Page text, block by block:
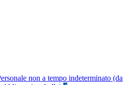
non a tempo indeterminato (da